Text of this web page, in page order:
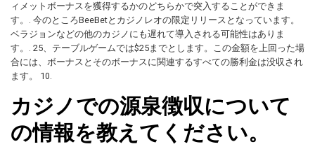
ィメットボーナスを獲得するかのどちらかで突入することができま
す。. 今のところBeeBetとカジノレオの限定リリースとなっています。
ベラジョンなどの他のカジノにも遅れて導入される可能性はありま
す。. 25、テーブルゲームでは$25までとします。この金額を上回った場
合には、ボーナスとそのボーナスに関連するすべての勝利金は没収され
ます。 10.
カジノでの源泉徴収について
の情報を教えてください。